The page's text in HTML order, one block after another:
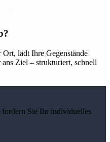
lädt Ihre Gegenstände
Ziel – strukturiert, schnell
fordern Sie Ihr individuelles